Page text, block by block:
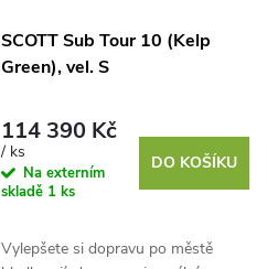
SCOTT Sub Tour 10 (Kelp
Green), vel. S
114 390 Kč
/ ks
Na externím
skladě 1 ks
DO KOŠÍKU
Vylepšete si dopravu po městě